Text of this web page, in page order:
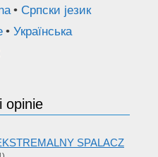
Српски језик
Українська
opinie
SPALACZ